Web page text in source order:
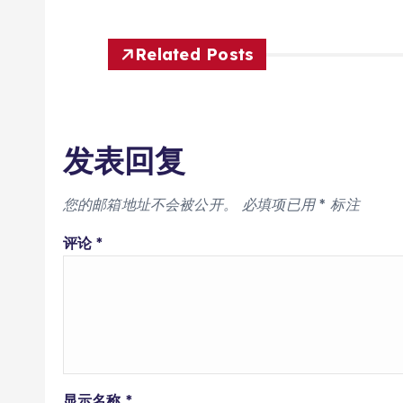
Related Posts
发表回复
您的邮箱地址不会被公开。 必填项已用* 标注
评论*